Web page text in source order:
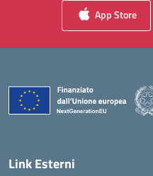
App Store
Link Esterni